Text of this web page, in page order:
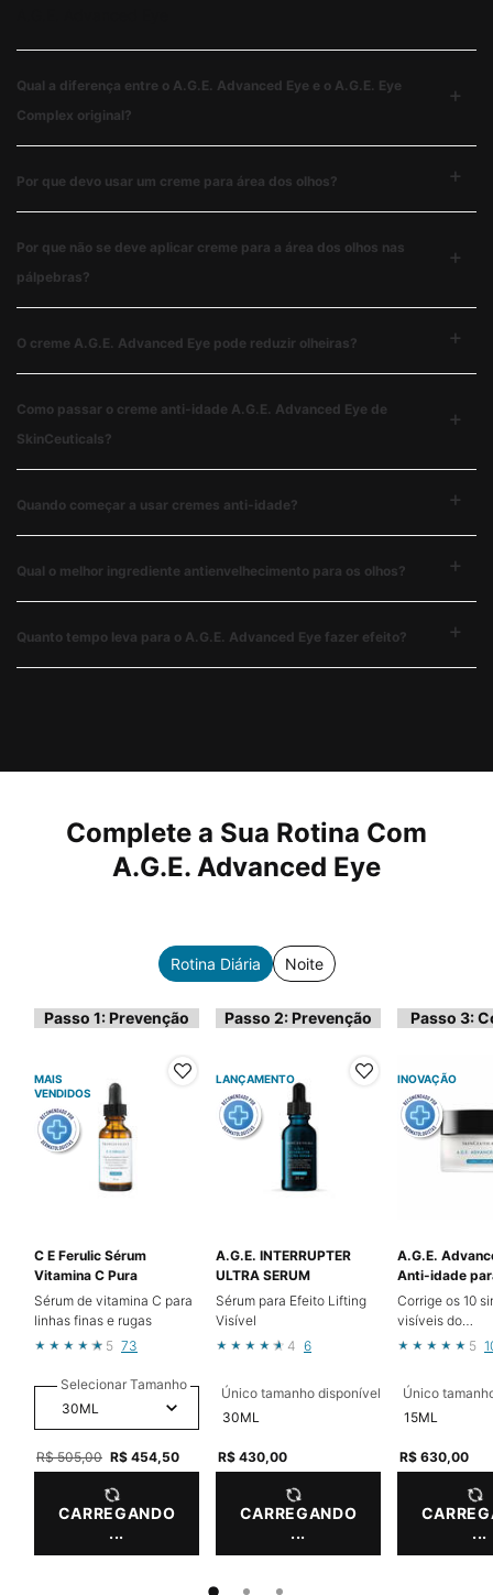
Qual a diferença entre o A.G.E. Advanced Eye e o A.G.E. Eye
Complex original?
Por que devo usar um creme para área dos olhos?
Por que não se deve aplicar creme para a área dos olhos nas
pálpebras?
O creme A.G.E. Advanced Eye pode reduzir olheiras?
Como passar o creme anti-idade A.G.E. Advanced Eye de
SkinCeuticals?
Quando começar a usar cremes anti-idade?
Qual o melhor ingrediente antienvelhecimento para os olhos?
Quanto tempo leva para o A.G.E. Advanced Eye fazer efeito?
Complete a Sua Rotina Com
A.G.E. Advanced Eye
Rotina Diária Noite
Passo 1: Prevenção
MAIS
VENDIDOS
C E Ferulic Sérum
Vitamina C Pura
Sérum de vitamina C para
linhas finas e rugas
5 73
Selecionar Tamanho
Old price
R$ 505,00 New price
R$ 454,50
CARREGANDO
...
Passo 2: Prevenção
LANÇAMENTO
A.G.E. INTERRUPTER
ULTRA SERUM
Sérum para Efeito Lifting
Visível
4 6
Único tamanho disponível
30ML
R$ 430,00
CARREGANDO
...
Passo 3:
INOVAÇÃO
A.G.E.
Anti-idade
contorno dos
Corrige os 10
visíveis do
5
Único
15ML
R$ 630,00
...